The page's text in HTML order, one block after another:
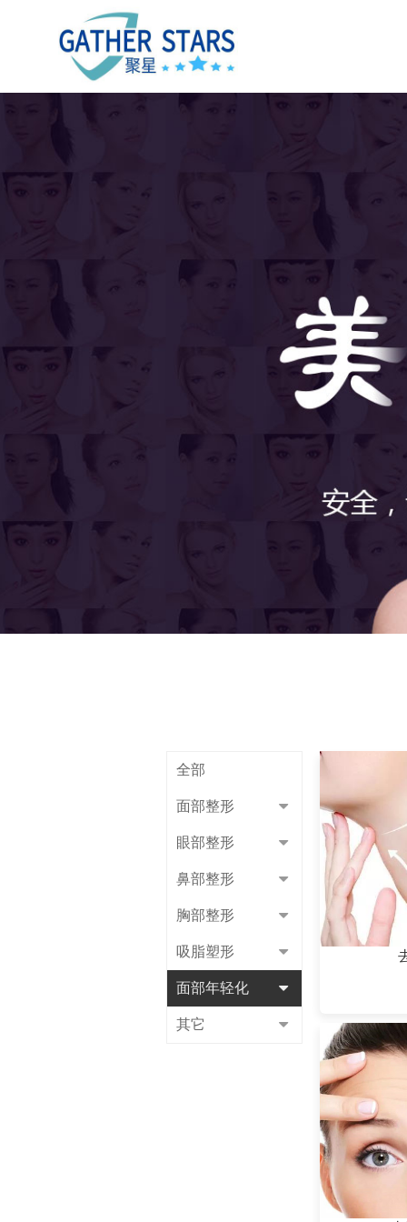
全部
面部整形
眼部整形
鼻部整形
胸部整形
吸脂塑形
面部年轻化
其它